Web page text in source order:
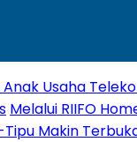
Usaha
Melalui RIIFO
Tipu Makin